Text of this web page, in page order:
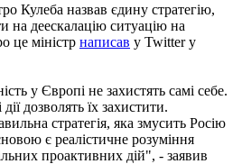
Кулеба назвав єдину стратегію,
на деескалацію ситуацію на
це міністр написав у Twitter у
у Європі не захистять самі себе.
дозволять їх захистити.
стратегія, яка змусить Росію
є реалістичне розуміння
проактивних дій", - заявив